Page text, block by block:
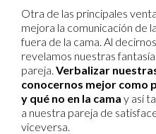
Otra de las principales
mejora la comunicación de
fuera de la cama. Al
revelamos nuestras
pareja. Verbalizar
conocernos mejor como
y qué no en la cama y así
a nuestra pareja de
viceversa.